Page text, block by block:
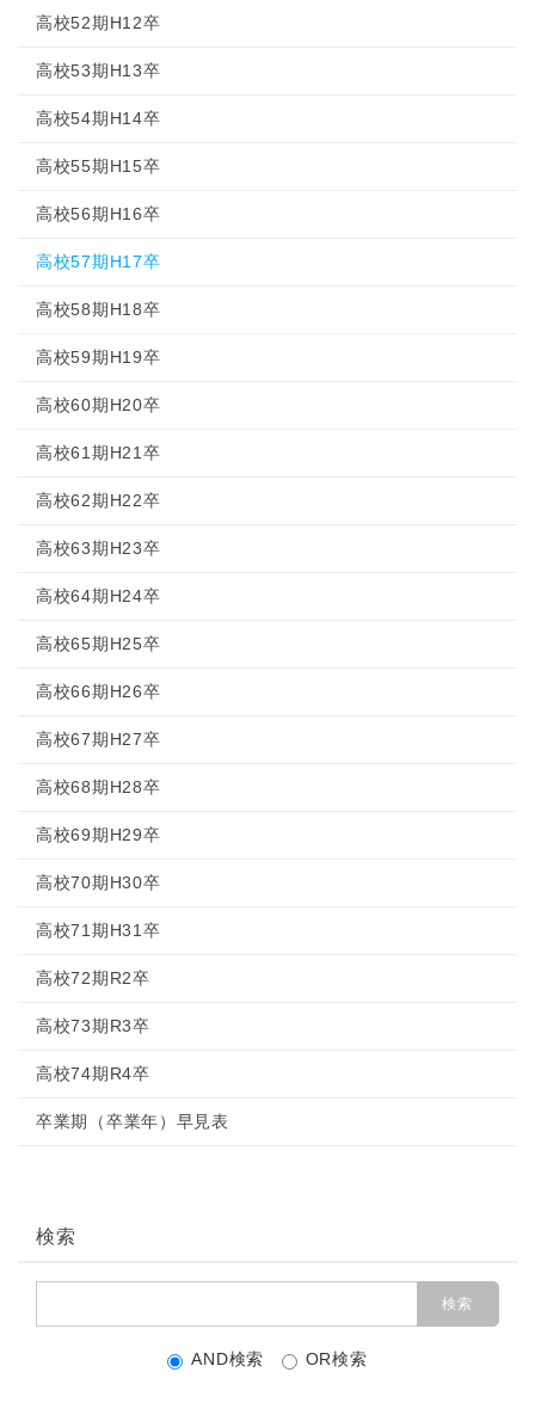
高校52期H12卒
高校53期H13卒
高校54期H14卒
高校55期H15卒
高校56期H16卒
高校57期H17卒
高校58期H18卒
高校59期H19卒
高校60期H20卒
高校61期H21卒
高校62期H22卒
高校63期H23卒
高校64期H24卒
高校65期H25卒
高校66期H26卒
高校67期H27卒
高校68期H28卒
高校69期H29卒
高校70期H30卒
高校71期H31卒
高校72期R2卒
高校73期R3卒
高校74期R4卒
卒業期（卒業年）早見表
検索
AND検索 OR検索